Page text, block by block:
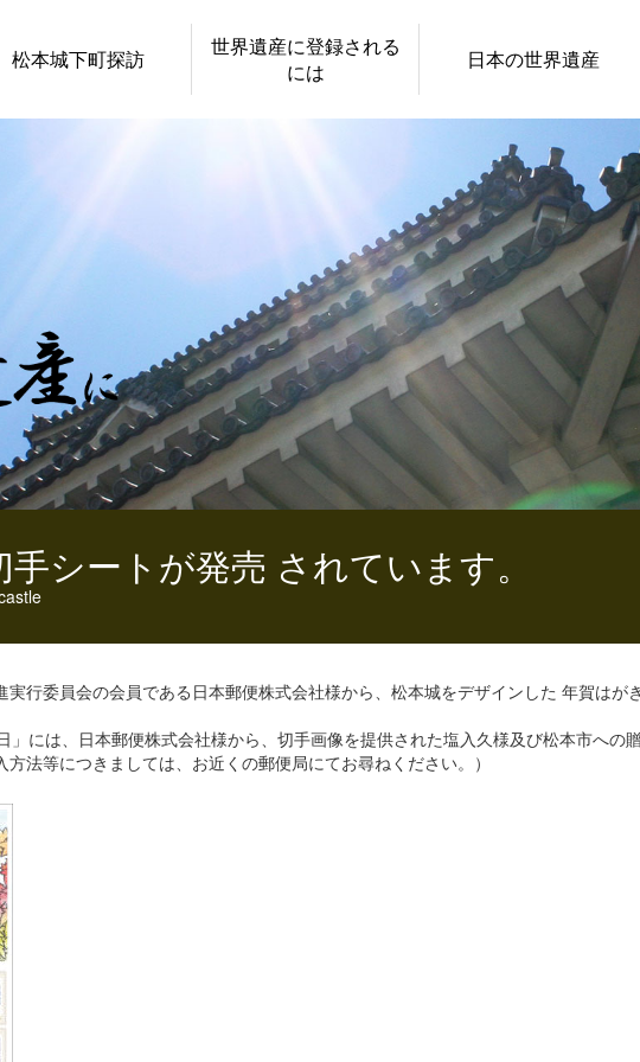
松本城下町探訪
世界遺産に登録される
には
日本の世界遺産
シートが発売 されています。
実行委員会の会員である日本郵便株式会社様から、松本城をデザインした 年賀はが
」には、日本郵便株式会社様から、切手画像を提供された塩入久様及び松本市への
方法等につきましては、お近くの郵便局にてお尋ねください。）